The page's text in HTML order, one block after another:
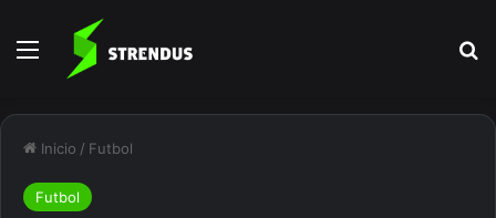
Menú
Inicio / Futbol
Futbol